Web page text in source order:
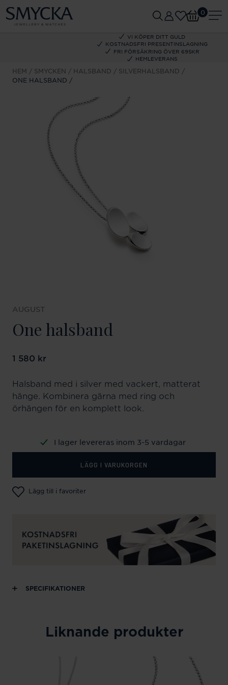
VI KÖPER DITT GULD
KOSTNADSFRI PRESENTINSLAGNING
FRI FÖRSÄKRING ÖVER 695KR
HEMLEVERANS
0
HEM SMYCKEN HALSBAND
SILVERHALSBAND
ONE HALSBAND
AUGUST
One halsband
Pris:1 580 kr
1 580 kr
Halsband med i silver med vackert, matterat
hänge. Kombinera gärna med ring och
örhängen för en komplett look.
I lager levereras inom 3-5 vardagar
LÄGG I VARUKORGEN
Lägg till i favoriter
SPECIFIKATIONER
Liknande produkter